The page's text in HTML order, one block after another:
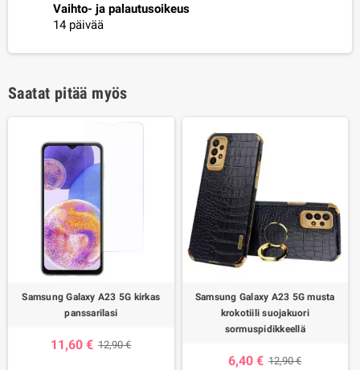
Vaihto- ja palautusoikeus
14 päivää
Saatat pitää myös
Samsung Galaxy A23 5G kirkas
panssarilasi
11,60 € 12,90 €
Samsung Galaxy A23 5G musta
krokotiili suojakuori
sormuspidikkeellä
6,40 € 12,90 €